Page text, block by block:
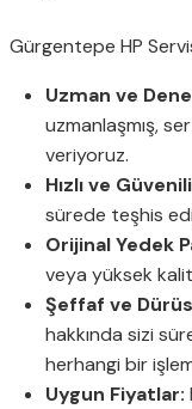
Gürgentepe HP
Uzman ve
uzmanlaşmış,
veriyoruz.
Hızlı ve
sürede teşhis
Orijinal Yedek
veya yüksek
Şeffaf ve
hakkında sizi
herhangi bir
Uygun Fiyatlar: